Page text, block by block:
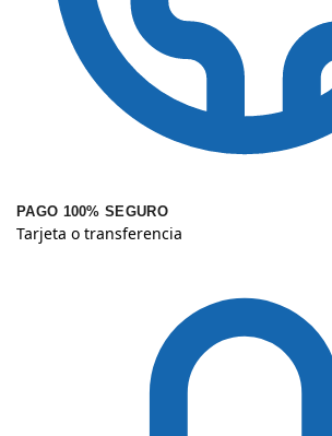
PAGO 100% SEGURO
Tarjeta o transferencia